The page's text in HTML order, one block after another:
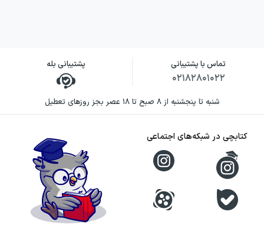
تماس با پشتیبانی
۰۲۱۸۲۸۰۱۰۲۲
پشتیبانی بله
شنبه تا پنجشنبه از ۸ صبح تا ۱۸ عصر بجز روزهای تعطیل
کتابچی در شبکه‌های اجتماعی